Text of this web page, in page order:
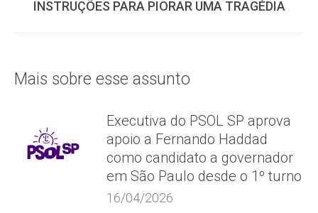
post:
INSTRUÇÕES PARA PIORAR UMA TRAGÉDIA
Mais sobre esse assunto
Executiva do PSOL SP aprova
apoio a Fernando Haddad
como candidato a governador
em São Paulo desde o 1º turno
16/04/2026